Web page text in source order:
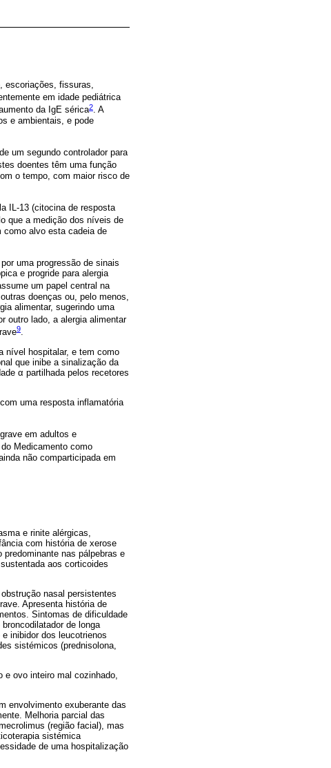
escoriações, fissuras,
em idade pediátrica
da IgE sérica2. A
e ambientais, e pode
um segundo controlador para
doentes têm uma função
o tempo, com maior risco de
IL-13 (citocina de resposta
que a medição dos níveis de
como alvo esta cadeia de
uma progressão de sinais
e progride para alergia
um papel central na
doenças ou, pelo menos,
alimentar, sugerindo uma
outro lado, a alergia alimentar
9.
nível hospitalar, e tem como
que inibe a sinalização da
α partilhada pelos recetores
uma resposta inflamatória
em adultos e
Medicamento como
não comparticipada em
e rinite alérgicas,
com história de xerose
nas pálpebras e
aos corticoides
nasal persistentes
Apresenta história de
Sintomas de dificuldade
de longa
inibidor dos leucotrienos
sistémicos (prednisolona,
ovo inteiro mal cozinhado,
envolvimento exuberante das
Melhoria parcial das
(região facial), mas
sistémica
de uma hospitalização